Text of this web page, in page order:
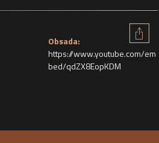
Obsada:
https://www.youtube.com/em
bed/qdZX8EopKDM